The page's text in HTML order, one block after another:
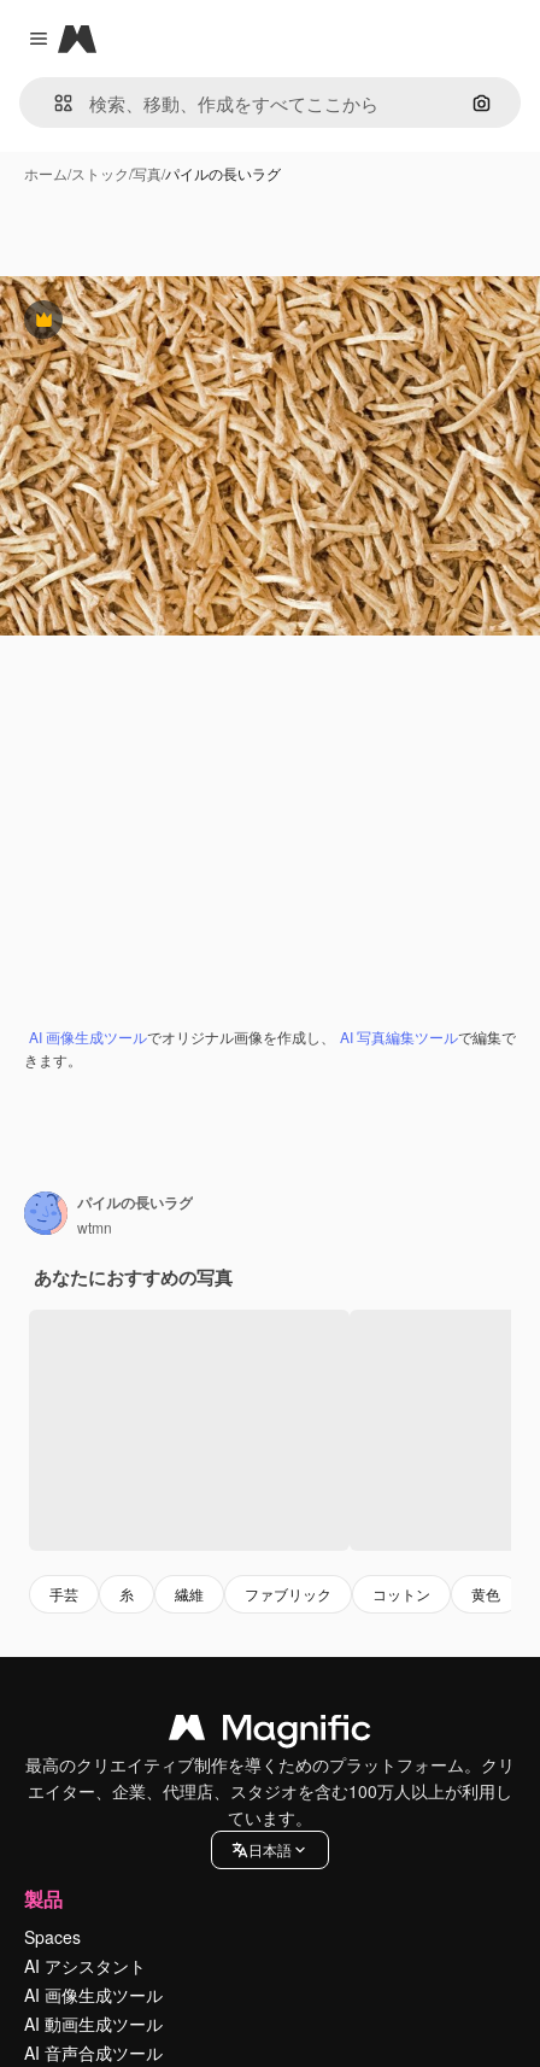
Close menu
Magnific
画像で
ホーム/ストック/写真/パイルの長いラグ
Premium
AI 画像生成ツールでオリジナル画像を作成し、 AI 写真編集ツールで編集で
きます。
パイルの長いラグ
wtmn
あなたにおすすめの写真
手芸 糸 繊維 ファブリック コットン 黄色
最高のクリエイティブ制作を導くためのプラットフォーム。クリ
エイター、企業、代理店、スタジオを含む100万人以上が利用し
ています。
日本語
製品
Spaces
AI アシスタント
AI 画像生成ツール
AI 動画生成ツール
AI 音声合成ツール